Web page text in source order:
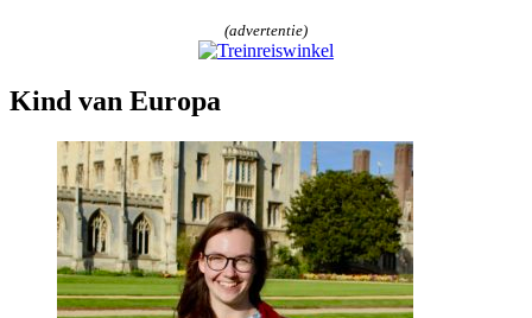
(advertentie)
Kind van Europa